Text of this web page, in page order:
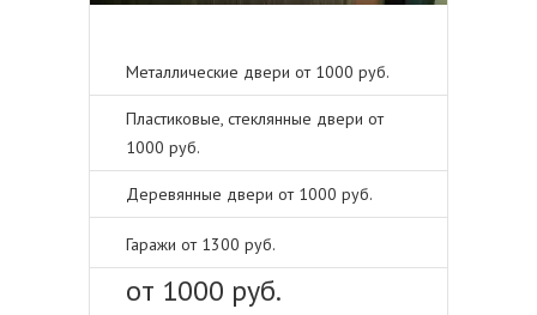
Металлические двери от 1000 руб.
Пластиковые, стеклянные двери от
1000 руб.
Деревянные двери от 1000 руб.
Гаражи от 1300 руб.
от 1000 руб.